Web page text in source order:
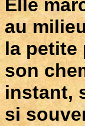
Elle
au
la petite
son
instant,
si